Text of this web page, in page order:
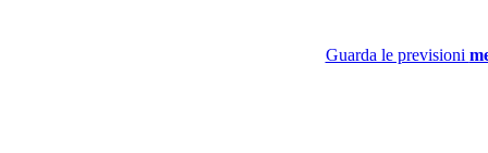
Guarda le previsioni